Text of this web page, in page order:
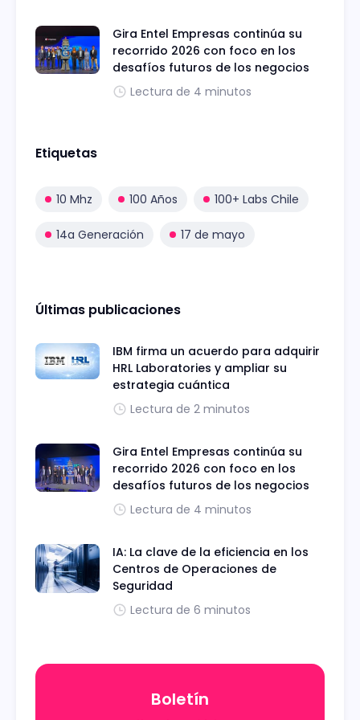
Gira Entel Empresas continúa su
recorrido 2026 con foco en los
desafíos futuros de los negocios
Lectura de 4 minutos
Etiquetas
10 Mhz 100 Años 100+ Labs Chile
14a Generación 17 de mayo
Últimas publicaciones
IBM firma un acuerdo para adquirir
HRL Laboratories y ampliar su
estrategia cuántica
Lectura de 2 minutos
Gira Entel Empresas continúa su
recorrido 2026 con foco en los
desafíos futuros de los negocios
Lectura de 4 minutos
IA: La clave de la eficiencia en los
Centros de Operaciones de
Seguridad
Lectura de 6 minutos
Boletín